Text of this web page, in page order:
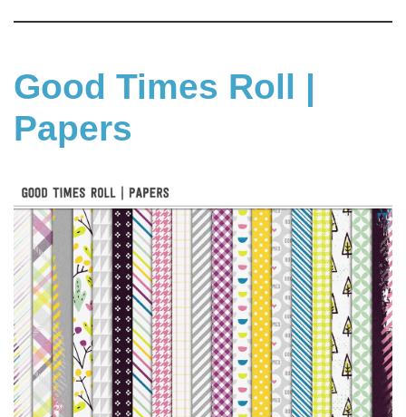
Good Times Roll |
Papers